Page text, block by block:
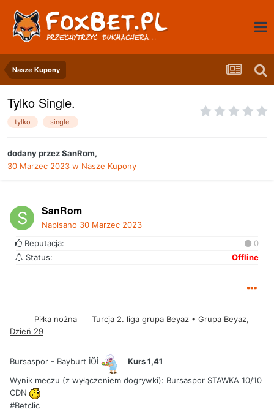
Nasze Kupony
Tylko Single.
tylko single.
dodany przezSanRom,
30 Marzec 2023 w Nasze Kupony
SanRom
Napisano 30 Marzec 2023
Reputacja:
0
Status:
Offline
Piłka nożna
Turcja 2. liga grupa Beyaz • Grupa Beyaz,
Dzień 29
Bursaspor - Bayburt İÖİ Kurs1,41
Wynik meczu (z wyłączeniem dogrywki): Bursaspor STAWKA 10/10
CDN
#Betclic